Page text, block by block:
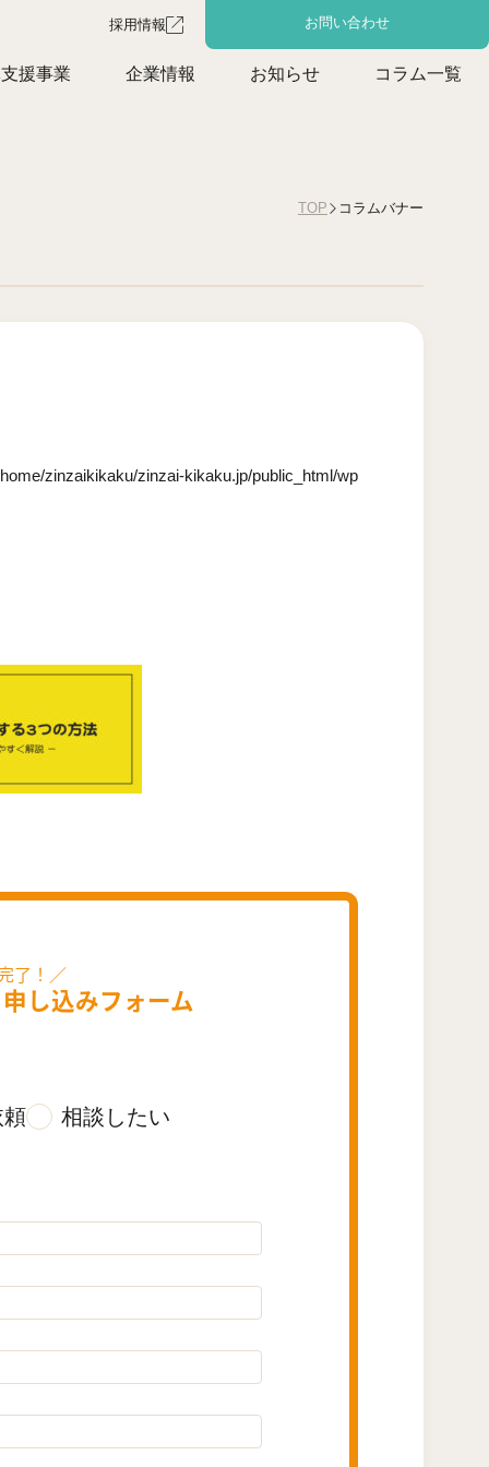
採用情報 お問い合わせ
援事業 企業情報 お知らせ コラム一覧
TOP コラムバナー
zinzaikikaku/zinzai-kikaku.jp/public_html/wp
申し込みフォーム
頼 相談したい